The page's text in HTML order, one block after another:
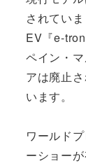
されてい
EV『e-
ペイン・
アは廃止
います。
ワールド
ーショーが